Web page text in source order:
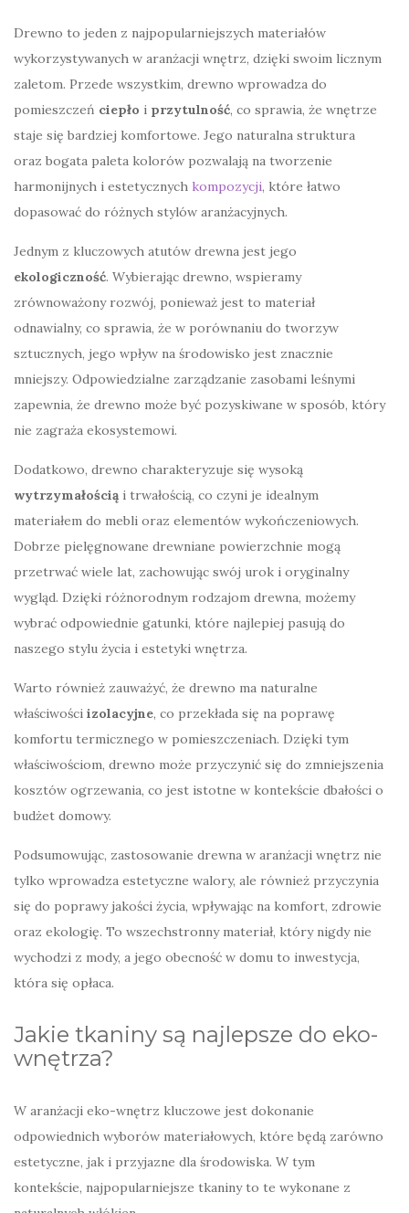
Drewno to jeden z najpopularniejszych materiałów
wykorzystywanych w aranżacji wnętrz, dzięki swoim licznym
zaletom. Przede wszystkim, drewno wprowadza do
pomieszczeń ciepło i przytulność, co sprawia, że wnętrze
staje się bardziej komfortowe. Jego naturalna struktura
oraz bogata paleta kolorów pozwalają na tworzenie
harmonijnych i estetycznych kompozycji, które łatwo
dopasować do różnych stylów aranżacyjnych.
Jednym z kluczowych atutów drewna jest jego
ekologiczność. Wybierając drewno, wspieramy
zrównoważony rozwój, ponieważ jest to materiał
odnawialny, co sprawia, że w porównaniu do tworzyw
sztucznych, jego wpływ na środowisko jest znacznie
mniejszy. Odpowiedzialne zarządzanie zasobami leśnymi
zapewnia, że drewno może być pozyskiwane w sposób, który
nie zagraża ekosystemowi.
Dodatkowo, drewno charakteryzuje się wysoką
wytrzymałością i trwałością, co czyni je idealnym
materiałem do mebli oraz elementów wykończeniowych.
Dobrze pielęgnowane drewniane powierzchnie mogą
przetrwać wiele lat, zachowując swój urok i oryginalny
wygląd. Dzięki różnorodnym rodzajom drewna, możemy
wybrać odpowiednie gatunki, które najlepiej pasują do
naszego stylu życia i estetyki wnętrza.
Warto również zauważyć, że drewno ma naturalne
właściwości izolacyjne, co przekłada się na poprawę
komfortu termicznego w pomieszczeniach. Dzięki tym
właściwościom, drewno może przyczynić się do zmniejszenia
kosztów ogrzewania, co jest istotne w kontekście dbałości o
budżet domowy.
Podsumowując, zastosowanie drewna w aranżacji wnętrz nie
tylko wprowadza estetyczne walory, ale również przyczynia
się do poprawy jakości życia, wpływając na komfort, zdrowie
oraz ekologię. To wszechstronny materiał, który nigdy nie
wychodzi z mody, a jego obecność w domu to inwestycja,
która się opłaca.
Jakie tkaniny są najlepsze do eko-
wnętrza?
W aranżacji eko-wnętrz kluczowe jest dokonanie
odpowiednich wyborów materiałowych, które będą zarówno
estetyczne, jak i przyjazne dla środowiska. W tym
kontekście, najpopularniejsze tkaniny to te wykonane z